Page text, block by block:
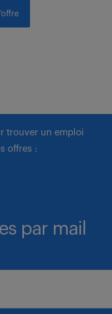
trouver un emploi
offres :
par mail